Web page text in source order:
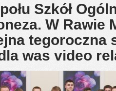
Szkół
W Rawie
tegoroczna
was video